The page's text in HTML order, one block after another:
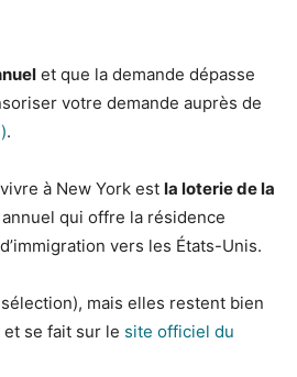
et que la demande dépasse
votre demande auprès de
.
à New York est la loterie de la
qui offre la résidence
vers les États-Unis.
mais elles restent bien
se fait sur le site officiel du